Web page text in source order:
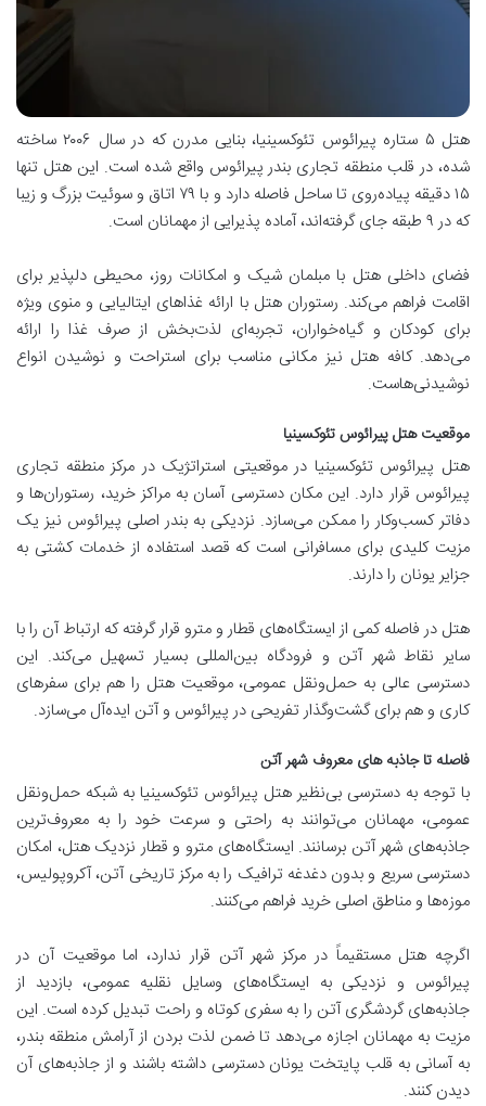
هتل ۵ ستاره پیرائوس تئوکسینیا، بنایی مدرن که در سال ۲۰۰۶ ساخته
شده، در قلب منطقه تجاری بندر پیرائوس واقع شده است. این هتل تنها
۱۵ دقیقه پیاده‌روی تا ساحل فاصله دارد و با ۷۹ اتاق و سوئیت بزرگ و زیبا
که در ۹ طبقه جای گرفته‌اند، آماده پذیرایی از مهمانان است.
فضای داخلی هتل با مبلمان شیک و امکانات روز، محیطی دلپذیر برای
اقامت فراهم می‌کند. رستوران هتل با ارائه غذاهای ایتالیایی و منوی ویژه
برای کودکان و گیاه‌خواران، تجربه‌ای لذت‌بخش از صرف غذا را ارائه
می‌دهد. کافه هتل نیز مکانی مناسب برای استراحت و نوشیدن انواع
نوشیدنی‌هاست.
موقعیت هتل پیرائوس تئوکسینیا
هتل پیرائوس تئوکسینیا در موقعیتی استراتژیک در مرکز منطقه تجاری
پیرائوس قرار دارد. این مکان دسترسی آسان به مراکز خرید، رستوران‌ها و
دفاتر کسب‌وکار را ممکن می‌سازد. نزدیکی به بندر اصلی پیرائوس نیز یک
مزیت کلیدی برای مسافرانی است که قصد استفاده از خدمات کشتی به
جزایر یونان را دارند.
هتل در فاصله کمی از ایستگاه‌های قطار و مترو قرار گرفته که ارتباط آن را با
سایر نقاط شهر آتن و فرودگاه بین‌المللی بسیار تسهیل می‌کند. این
دسترسی عالی به حمل‌ونقل عمومی، موقعیت هتل را هم برای سفرهای
کاری و هم برای گشت‌وگذار تفریحی در پیرائوس و آتن ایده‌آل می‌سازد.
فاصله تا جاذبه های معروف شهر آتن
با توجه به دسترسی بی‌نظیر هتل پیرائوس تئوکسینیا به شبکه حمل‌ونقل
عمومی، مهمانان می‌توانند به راحتی و سرعت خود را به معروف‌ترین
جاذبه‌های شهر آتن برسانند. ایستگاه‌های مترو و قطار نزدیک هتل، امکان
دسترسی سریع و بدون دغدغه ترافیک را به مرکز تاریخی آتن، آکروپولیس،
موزه‌ها و مناطق اصلی خرید فراهم می‌کنند.
اگرچه هتل مستقیماً در مرکز شهر آتن قرار ندارد، اما موقعیت آن در
پیرائوس و نزدیکی به ایستگاه‌های وسایل نقلیه عمومی، بازدید از
جاذبه‌های گردشگری آتن را به سفری کوتاه و راحت تبدیل کرده است. این
مزیت به مهمانان اجازه می‌دهد تا ضمن لذت بردن از آرامش منطقه بندر،
به آسانی به قلب پایتخت یونان دسترسی داشته باشند و از جاذبه‌های آن
دیدن کنند.